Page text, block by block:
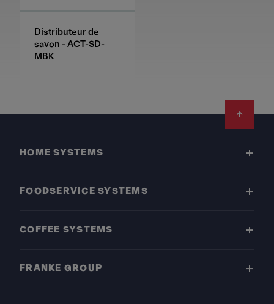
Distributeur de
savon - ACT-SD-
MBK
HOME SYSTEMS
FOODSERVICE SYSTEMS
COFFEE SYSTEMS
FRANKE GROUP